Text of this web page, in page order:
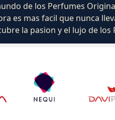
de los Perfumes
es mas facil que nunca
la pasion y el lujo de